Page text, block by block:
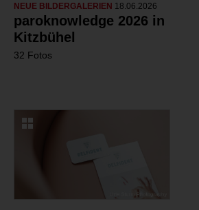
NEUE BILDERGALERIEN 18.06.2026
paroknowledge 2026 in
Kitzbühel
32 Fotos